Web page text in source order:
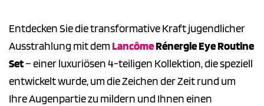
Entdecken Sie die transformative Kraft jugendlicher
Ausstrahlung mit demLancômeRénergie Eye Routine
Set– einer luxuriösen 4-teiligen Kollektion, die speziell
entwickelt wurde, um die Zeichen der Zeit rund um
Ihre Augenpartie zu mildern und Ihnen einen